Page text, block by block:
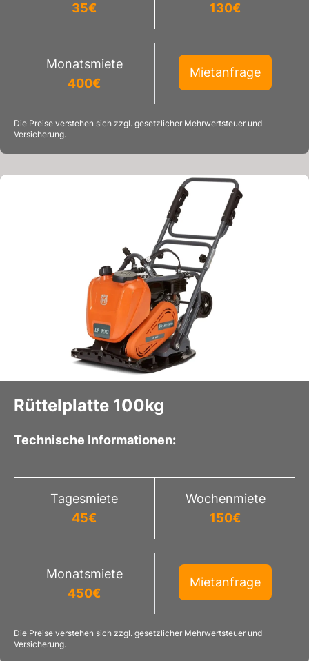
35€
130€
Monatsmiete
400€
Mietanfrage
Die Preise verstehen sich zzgl. gesetzlicher Mehrwertsteuer und
Versicherung.
Rüttelplatte 100kg
Technische Informationen:
Tagesmiete
45€
Wochenmiete
150€
Monatsmiete
450€
Mietanfrage
Die Preise verstehen sich zzgl. gesetzlicher Mehrwertsteuer und
Versicherung.